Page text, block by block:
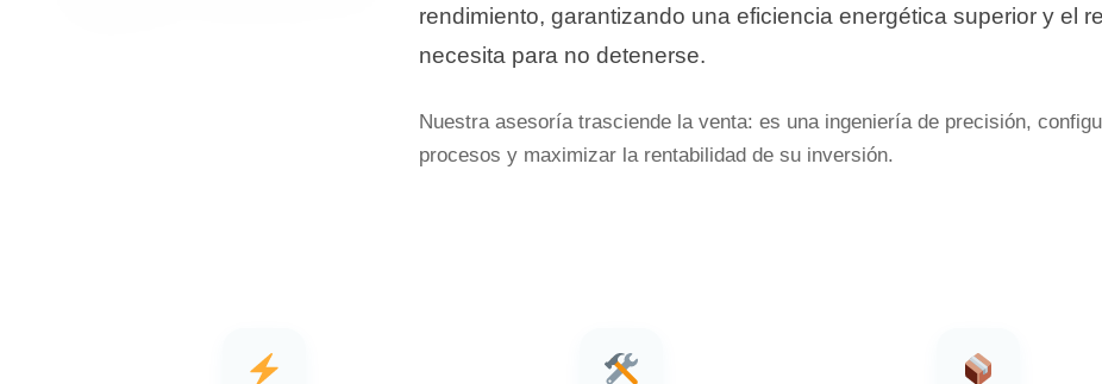
rendimiento, garantizando una eficiencia energética superior y el
necesita para no detenerse.
Nuestra asesoría trasciende la venta: es una ingeniería de precisión,
procesos y maximizar la rentabilidad de su inversión.